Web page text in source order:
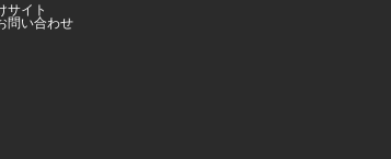
サイト
問い合わせ